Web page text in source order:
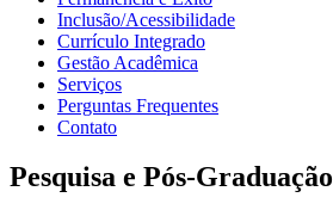
Inclusão/Acessibilidade
Currículo Integrado
Gestão Acadêmica
Serviços
Perguntas Frequentes
Contato
Pesquisa e Pós-Graduação